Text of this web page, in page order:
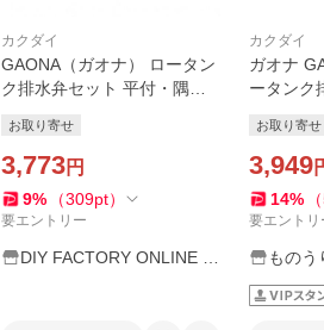
カクダイ
GAONA（ガオナ） ロータン
ク排水弁セット 平付・隅付
25 1個
お取り寄せ
3,773円
9% （309pt）
要エントリー
DIY FACTORY ONLINE S
カクダイ
ガオナ
ータンク
お取り寄せ
3,949
14% （
要エントリ
ものう